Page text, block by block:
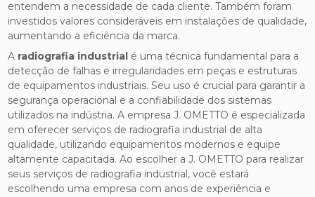
entendem a necessidade de cada cliente. Também foram
investidos valores consideráveis em instalações de qualidade,
aumentando a eficiência da marca.
A radiografia industrial é uma técnica fundamental para a
detecção de falhas e irregularidades em peças e estruturas
de equipamentos industriais. Seu uso é crucial para garantir a
segurança operacional e a confiabilidade dos sistemas
utilizados na indústria. A empresa J. OMETTO é especializada
em oferecer serviços de radiografia industrial de alta
qualidade, utilizando equipamentos modernos e equipe
altamente capacitada. Ao escolher a J. OMETTO para realizar
seus serviços de radiografia industrial, você estará
escolhendo uma empresa com anos de experiência e